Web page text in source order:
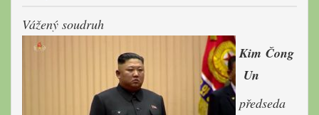
Vážený soudruh
Kim Čong
Un
předseda